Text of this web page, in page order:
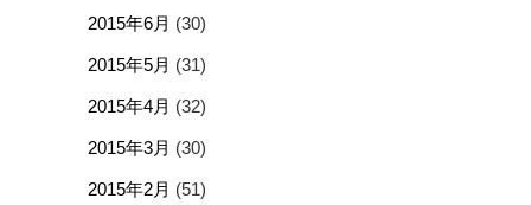
2015年6月 (30)
2015年5月 (31)
2015年4月 (32)
2015年3月 (30)
2015年2月 (51)